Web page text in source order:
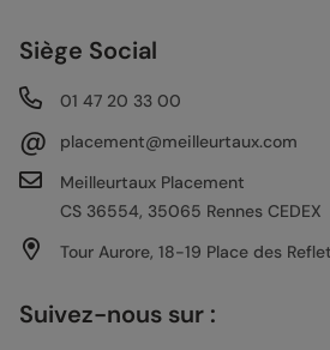
Siège Social
01 47 20 33 00
@
placement@meilleurtaux.com
Meilleurtaux Placement
CS 36554, 35065 Rennes CEDEX
Tour Aurore, 18-19 Place des
Suivez-nous sur :